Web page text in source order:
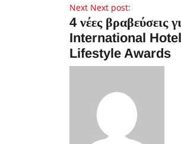
Next Next post:
4 νέες
International
Lifestyle Awards